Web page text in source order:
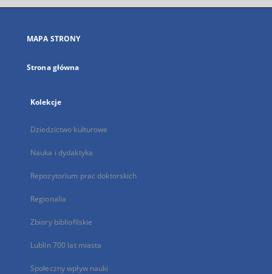
się
karcie
MAPA STRONY
Strona główna
Kolekcje
Dziedzictwo kulturowe
Nauka i dydaktyka
Repozytorium prac doktorskich
Regionalia
Zbiory bibliofilskie
Lublin 700 lat miasta
Społeczny wpływ nauki